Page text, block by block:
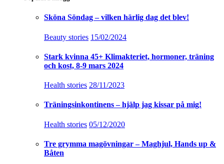
Sköna Söndag – vilken härlig dag det blev!
Beauty stories 15/02/2024
Stark kvinna 45+ Klimakteriet, hormoner, träning
och kost, 8-9 mars 2024
Health stories 28/11/2023
Träningsinkontinens – hjälp jag kissar på mig!
Health stories 05/12/2020
Tre grymma magövningar – Maghjul, Hands up &
Båten